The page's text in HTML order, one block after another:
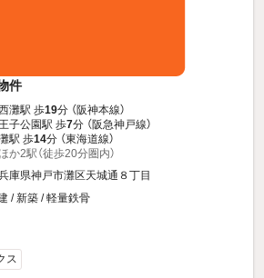
件
灘駅 歩19分 （阪神本線）
王子公園駅 歩7分 （阪急神戸線）
駅 歩14分 （東海道線）
か2駅（徒歩20分圏内）
庫県神戸市灘区天城通８丁目
/ 新築 / 軽量鉄骨
ス